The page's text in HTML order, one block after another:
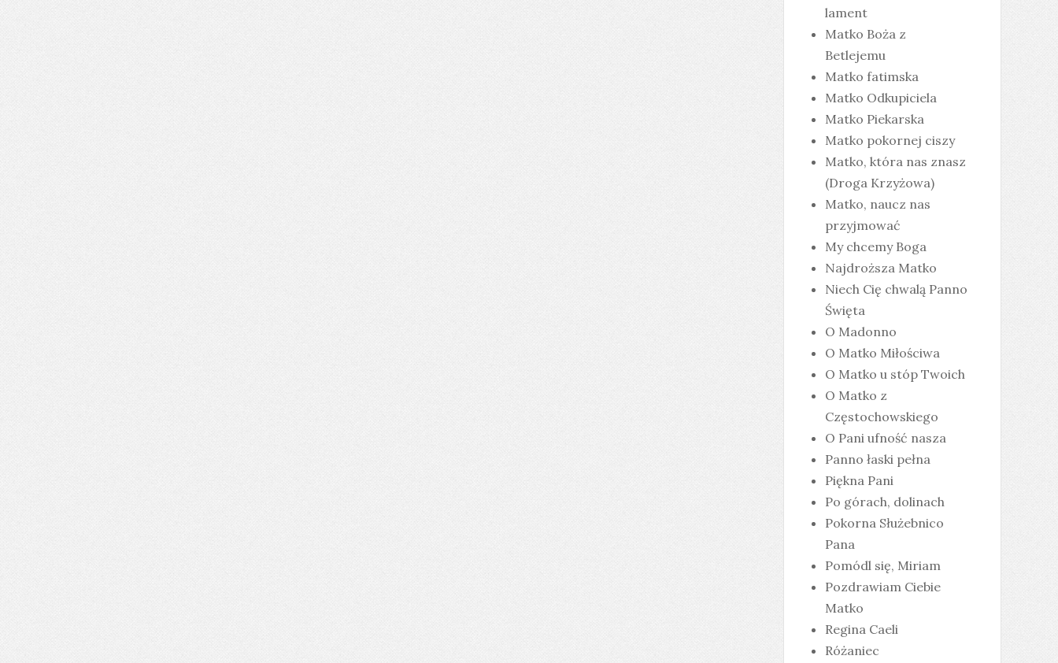
lament
Matko Boża z
Betlejemu
Matko fatimska
Matko Odkupiciela
Matko Piekarska
Matko pokornej ciszy
Matko, która nas znasz
(Droga Krzyżowa)
Matko, naucz nas
przyjmować
My chcemy Boga
Najdroższa Matko
Niech Cię chwalą Panno
Święta
O Madonno
O Matko Miłościwa
O Matko u stóp Twoich
O Matko z
Częstochowskiego
O Pani ufność nasza
Panno łaski pełna
Piękna Pani
Po górach, dolinach
Pokorna Służebnico
Pana
Pomódl się, Miriam
Pozdrawiam Ciebie
Matko
Regina Caeli
Różaniec